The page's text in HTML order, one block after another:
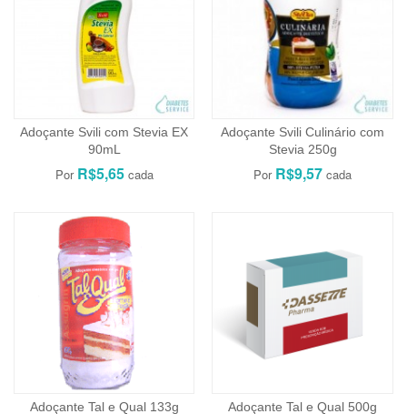
Adoçante Svili com Stevia EX
90mL
R$5,65
Adoçante Svili Culinário com
Stevia 250g
R$9,57
Adoçante Tal e Qual 133g Adoçante Tal e Qual 500g